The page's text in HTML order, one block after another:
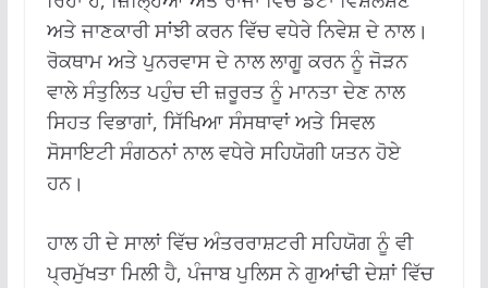
ਅਤੇ ਜਾਣਕਾਰੀ ਸਾਂਝੀ ਕਰਨ ਵਿੱਚ ਵਧੇਰੇ ਨਿਵੇਸ਼ ਦੇ ਨਾਲ।
ਰੋਕਥਾਮ ਅਤੇ ਪੁਨਰਵਾਸ ਦੇ ਨਾਲ ਲਾਗੂ ਕਰਨ ਨੂੰ ਜੋੜਨ
ਵਾਲੇ ਸੰਤੁਲਿਤ ਪਹੁੰਚ ਦੀ ਜ਼ਰੂਰਤ ਨੂੰ ਮਾਨਤਾ ਦੇਣ ਨਾਲ
ਸਿਹਤ ਵਿਭਾਗਾਂ, ਸਿੱਖਿਆ ਸੰਸਥਾਵਾਂ ਅਤੇ ਸਿਵਲ
ਸੋਸਾਇਟੀ ਸੰਗਠਨਾਂ ਨਾਲ ਵਧੇਰੇ ਸਹਿਯੋਗੀ ਯਤਨ ਹੋਏ
ਹਨ।
ਹਾਲ ਹੀ ਦੇ ਸਾਲਾਂ ਵਿੱਚ ਅੰਤਰਰਾਸ਼ਟਰੀ ਸਹਿਯੋਗ ਨੂੰ ਵੀ
ਪ੍ਰਮੁੱਖਤਾ ਮਿਲੀ ਹੈ, ਪੰਜਾਬ ਪੁਲਿਸ ਨੇ ਗੁਆਂਢੀ ਦੇਸ਼ਾਂ ਵਿੱਚ